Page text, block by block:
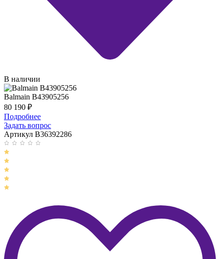
В наличии
Balmain B43905256
80 190 ₽
Подробнее
Задать вопрос
Артикул B36392286